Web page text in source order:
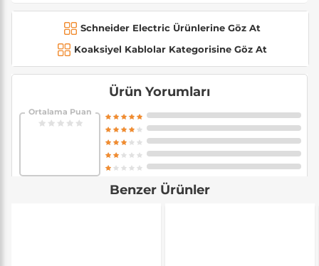
Schneider Electric Ürünlerine Göz At
Koaksiyel Kablolar Kategorisine Göz At
Ürün Yorumları
Ortalama Puan
Benzer Ürünler